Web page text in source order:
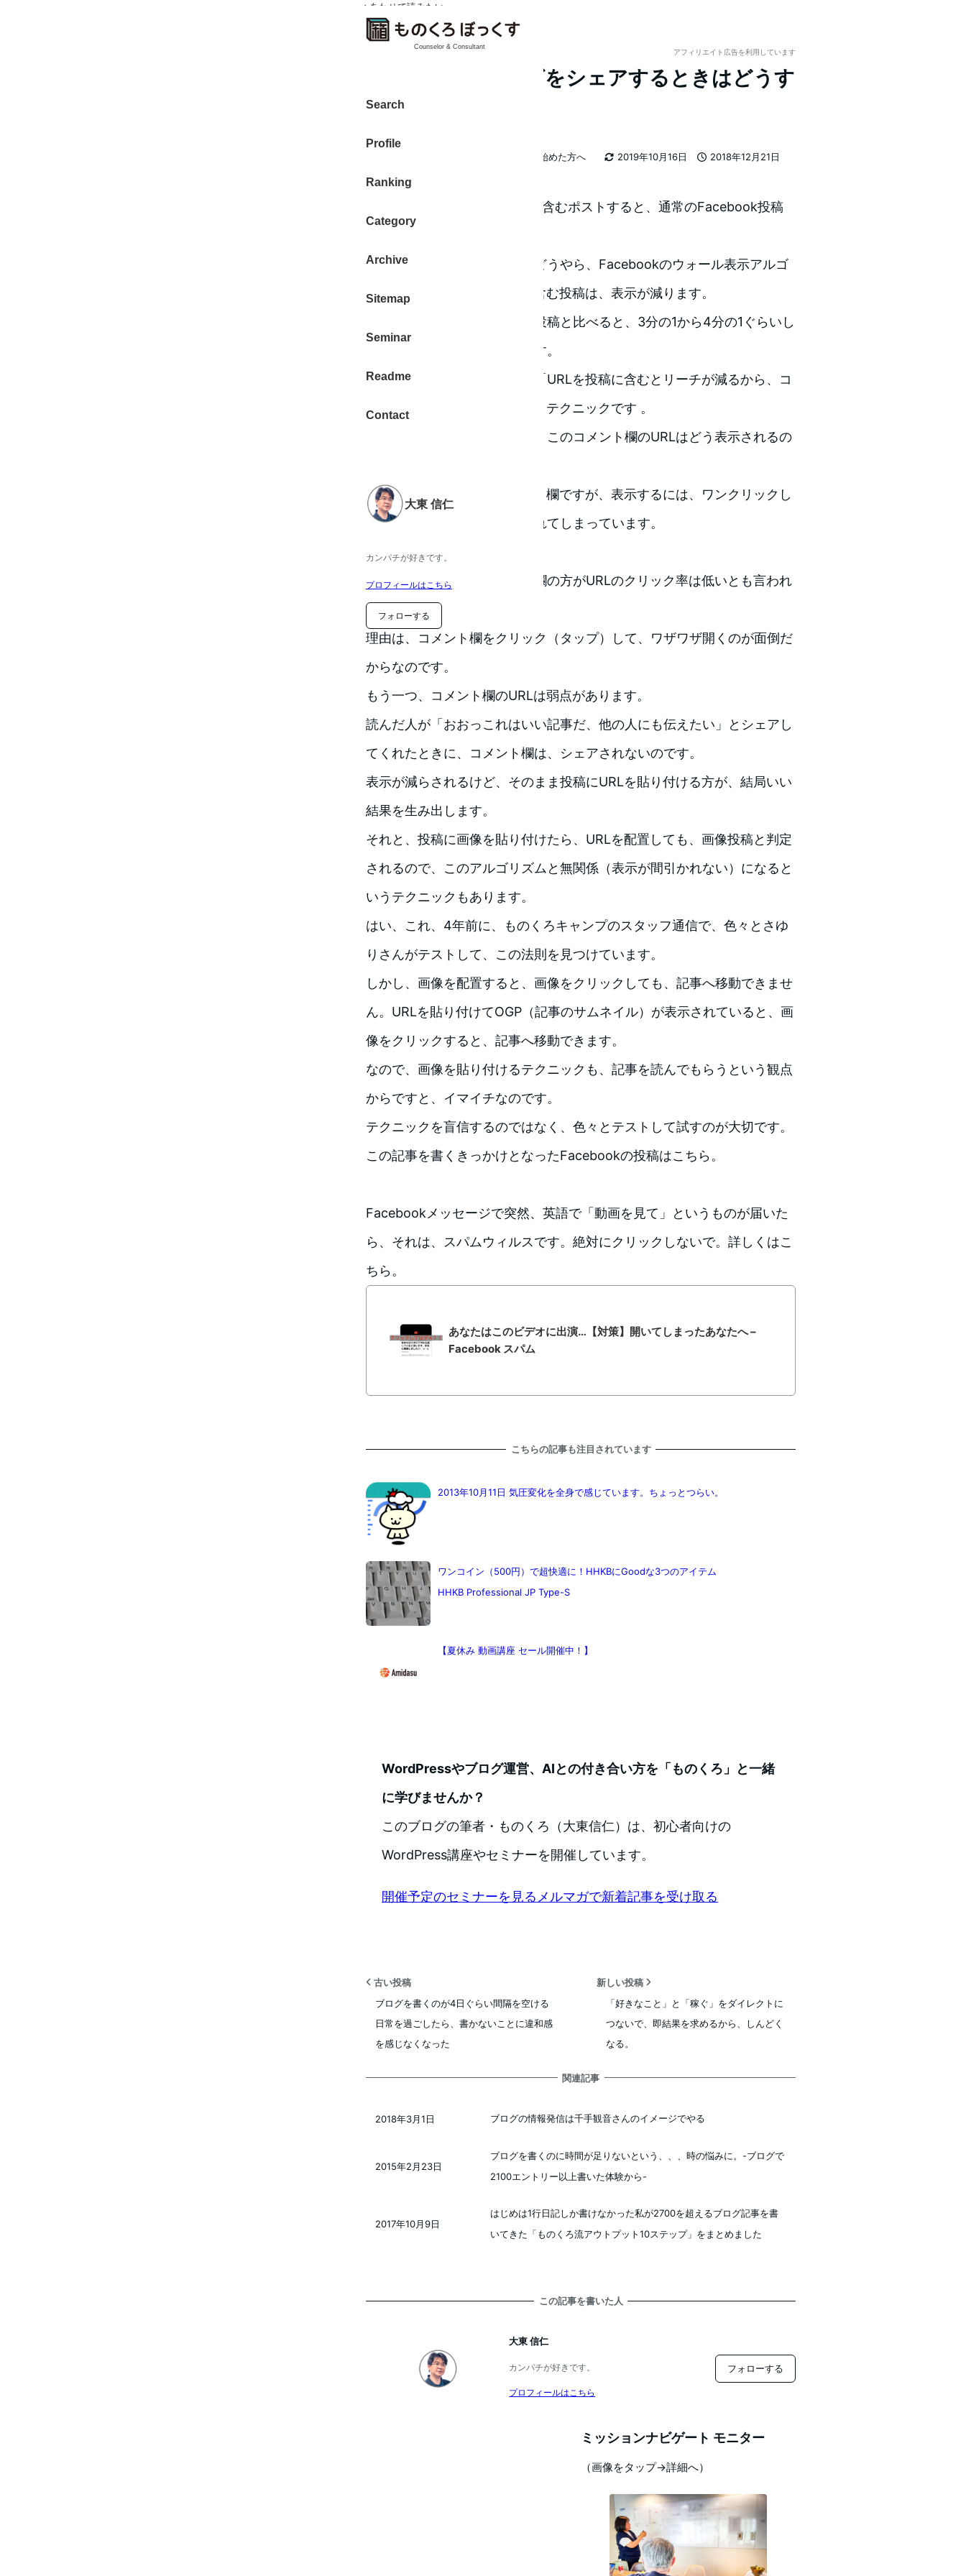
Counselor & Consultant
Search
Profile
Ranking
Category
Archive
Sitemap
Seminar
Readme
Contact
大東 信仁
カンパチが好きです。
プロフィールはこちら
フォローする
アフィリエイト広告を利用しています
Facebookにブログをシェアするときはどうす
るのが良いのか
2019年10月16日
2018年12月21日
者
ブログを始めた方へ
Facebookに、ブログのURLを含むポストすると、通常のFacebook投稿
いわゆるリーチが減ります。どうやら、Facebookのウォール表示アルゴ
リズム（ルール）で、URLを含む投稿は、表示が減ります。
個人的な感覚ですが、通常の投稿と比べると、3分の1から4分の1ぐらいし
か表示されないように感じます。
そこで、よく見かけるのが、「URLを投稿に含むとリーチが減るから、コ
メント欄にURLを貼る」というテクニックです 。
が、しかし、読み手の立場で、このコメント欄のURLはどう表示されるの
そのURLを書き込んだコメント欄ですが、表示するには、ワンクリックし
ないと見えないように閉じられてしまっています。
結局、一緒なんです。
どちらかといえば、コメント欄の方がURLのクリック率は低いとも言われ
います。
理由は、コメント欄をクリック（タップ）して、ワザワザ開くのが面倒だ
からなのです。
もう一つ、コメント欄のURLは弱点があります。
読んだ人が「おおっこれはいい記事だ、他の人にも伝えたい」とシェアし
てくれたときに、コメント欄は、シェアされないのです。
表示が減らされるけど、そのまま投稿にURLを貼り付ける方が、結局いい
結果を生み出します。
それと、投稿に画像を貼り付けたら、URLを配置しても、画像投稿と判定
されるので、このアルゴリズムと無関係（表示が間引かれない）になると
いうテクニックもあります。
はい、これ、4年前に、ものくろキャンプのスタッフ通信で、色々とさゆ
りさんがテストして、この法則を見つけています。
しかし、画像を配置すると、画像をクリックしても、記事へ移動できませ
ん。URLを貼り付けてOGP（記事のサムネイル）が表示されていると、画
像をクリックすると、記事へ移動できます。
なので、画像を貼り付けるテクニックも、記事を読んでもらうという観点
からですと、イマイチなのです。
テクニックを盲信するのではなく、色々とテストして試すのが大切です。
この記事を書くきっかけとなったFacebookの投稿はこちら。
Facebookメッセージで突然、英語で「動画を見て」というものが届いた
ら、それは、スパムウィルスです。絶対にクリックしないで。詳しくはこ
ちら。
✓ あわせて読みたい
あなたはこのビデオに出演…【対策】開いてしまったあなたへ –
Facebook スパム
こちらの記事も注目されています
2013年10月11日 気圧変化を全身で感じています。ちょっとつらい。
ワンコイン（500円）で超快適に！HHKBにGoodな3つのアイテム
HHKB Professional JP Type-S
【夏休み 動画講座 セール開催中！】
WordPressやブログ運営、AIとの付き合い方を「ものくろ」と一緒
に学びませんか？
このブログの筆者・ものくろ（大東信仁）は、初心者向けの
WordPress講座やセミナーを開催しています。
開催予定のセミナーを見る メルマガで新着記事を受け取る
古い投稿
ブログを書くのが4日ぐらい間隔を空ける
日常を過ごしたら、書かないことに違和感
を感じなくなった
新しい投稿
「好きなこと」と「稼ぐ」をダイレクトに
つないで、即結果を求めるから、しんどく
なる。
関連記事
ブログの情報発信は千手観音さんのイメージでやる
2018年3月1日
ブログを書くのに時間が足りないという、、、時の悩みに。-ブログで
2100エントリー以上書いた体験から-
2015年2月23日
はじめは1行日記しか書けなかった私が2700を超えるブログ記事を書
いてきた「ものくろ流アウトプット10ステップ」をまとめました
投稿日
2017年10月9日
この記事を書いた人
大東 信仁
カンパチが好きです。
プロフィールはこちら
フォローする
ミッションナビゲート モニター
（画像をタップ→詳細へ）